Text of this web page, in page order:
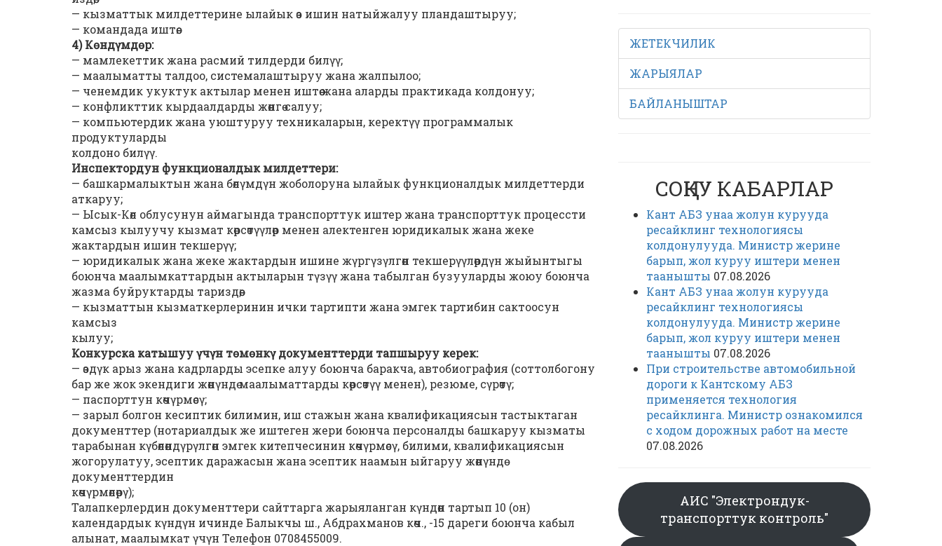
— кызматтык милдеттерине ылайык өз ишин натыйжалуу пландаштыруу;
— командада иштөө.
4) Көндүмдөр:
— мамлекеттик жана расмий тилдерди билүү;
— маалыматты талдоо, системалаштыруу жана жалпылоо;
— ченемдик укуктук актылар менен иштөө жана аларды практикада колдонуу;
— конфликттик кырдаалдарды жөнгө салуу;
— компьютердик жана уюштуруу техникаларын, керектүү программалык
продуктуларды
колдоно билүү.
Инспектордун функционалдык милдеттери:
— башкармалыктын жана бөлүмдүн жоболоруна ылайык функционалдык милдеттерди
аткаруу;
— Ысык-Көл облусунун аймагында транспорттук иштер жана транспорттук процессти
камсыз кылуучу кызмат көрсөтүүлөр менен алектенген юридикалык жана жеке
жактардын ишин текшерүү;
— юридикалык жана жеке жактардын ишине жүргүзүлгөн текшерүүлөрдүн жыйынтыгы
боюнча маалымкаттардын актыларын түзүү жана табылган бузууларды жоюу боюнча
жазма буйруктарды тариздөө;
— кызматтын кызматкерлеринин ички тартипти жана эмгек тартибин сактоосун
камсыз
кылуу;
Конкурска катышуу үчүн төмөнкү документтерди тапшыруу керек:
— өздүк арыз жана кадрларды эсепке алуу боюнча баракча, автобиография (соттолбогону
бар же жок экендиги жөнүндө маалыматтарды көрсөтүү менен), резюме, сүрөтү;
— паспорттун көчүрмөсү;
— зарыл болгон кесиптик билимин, иш стажын жана квалификациясын тастыктаган
документтер (нотариалдык же иштеген жери боюнча персоналды башкаруу кызматы
тарабынан күбөлөндүрүлгөн эмгек китепчесинин көчүрмөсү, билими, квалификациясын
жогорулатуу, эсептик даражасын жана эсептик наамын ыйгаруу жөнүндө
документтердин
көчүрмөлөрү);
Талапкерлердин документтери сайттарга жарыяланган күндөн тартып 10 (он)
календардык күндүн ичинде Балыкчы ш., Абдрахманов көч., -15 дареги боюнча кабыл
алынат, маалымкат үчүн Телефон 0708455009.
ЖЕТЕКЧИЛИК
ЖАРЫЯЛАР
БАЙЛАНЫШТАР
СОҢКУ КАБАРЛАР
Кант АБЗ унаа жолун курууда
ресайклинг технологиясы
колдонулууда. Министр жерине
барып, жол куруу иштери менен
таанышты 07.08.2026
Кант АБЗ унаа жолун курууда
ресайклинг технологиясы
колдонулууда. Министр жерине
барып, жол куруу иштери менен
таанышты 07.08.2026
При строительстве автомобильной
дороги к Кантскому АБЗ
применяется технология
ресайклинга. Министр ознакомился
с ходом дорожных работ на месте
07.08.2026
АИС "Электрондук-
транспорттук контроль"